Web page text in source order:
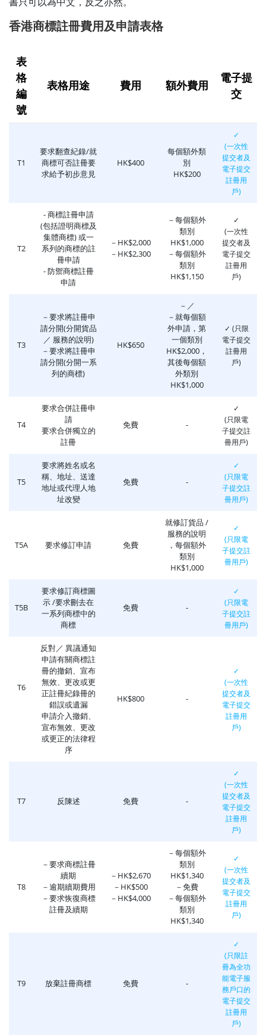
香港商標註冊費用及申請表格
表
格
編
號
表格用途 費用 額外費用
電子提
交
T1
要求翻查紀錄/就
商標可否註冊要
求給予初步意見
HK$400
每個額外類
別
HK$200
✓
(一次性
提交者及
電子提交
註冊用
戶)
T2
- 商標註冊申請
(包括證明商標及
集體商標) 或一
系列的商標的註
冊申請
- 防禦商標註冊
申請
－HK$2,000
－HK$2,300
－每個額外
類別
HK$1,000
－每個額外
類別
HK$1,150
✓
(一次性
提交者及
電子提交
註冊用
戶)
T3
－要求將註冊申
請分開(分開貨品
／ 服務的說明)
－要求將註冊申
請分開(分開一系
列的商標)
HK$650
－／
－就每個額
外申請，第
一個類別
HK$2,000，
其後每個額
外類別
HK$1,000
✓ (只限
電子提交
註冊用
戶)
T4
要求合併註冊申
請
要求合併獨立的
註冊
免費 -
✓
(只限電
子提交註
冊用戶)
T5
要求將姓名或名
稱、地址、送達
地址或代理人地
址改變
免費 -
✓
(只限電
子提交註
冊用戶)
T5A 要求修訂申請 免費
就修訂貨品 /
服務的說明
，每個額外
類別
HK$1,000
✓
(只限電
子提交註
冊用戶)
T5B
要求修訂商標圖
示 /要求刪去在
一系列商標中的
商標
免費 -
✓
(只限電
子提交註
冊用戶)
T6
反對／ 異議通知
申請有關商標註
冊的撤銷、宣布
無效、更改或更
正註冊紀錄冊的
錯誤或遺漏
申請介入撤銷、
宣布無效、更改
或更正的法律程
序
HK$800 -
✓
(一次性
提交者及
電子提交
註冊用
戶)
T7 反陳述 免費 -
✓
(一次性
提交者及
電子提交
註冊用
戶)
T8
－要求商標註冊
續期
－逾期續期費用
－要求恢復商標
註冊及續期
－HK$2,670
－HK$500
－HK$4,000
－每個額外
類別
HK$1,340
－免費
－每個額外
類別
HK$1,340
✓
(一次性
提交者及
電子提交
註冊用
戶)
T9 放棄註冊商標 免費 -
✓
(只限註
冊為全功
能電子服
務戶口的
電子提交
註冊用
戶)